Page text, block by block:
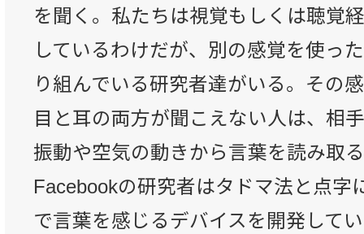
を聞く。私たちは視覚もしくは聴覚
しているわけだが、別の感覚を使っ
り組んでいる研究者達がいる。その
目と耳の両方が聞こえない人は、相
振動や空気の動きから言葉を読み取る
Facebookの研究者はタドマ法と点字
で言葉を感じるデバイスを開発して